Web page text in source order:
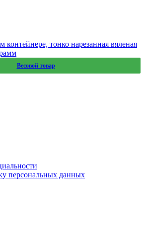
Весовой товар
персональных данных